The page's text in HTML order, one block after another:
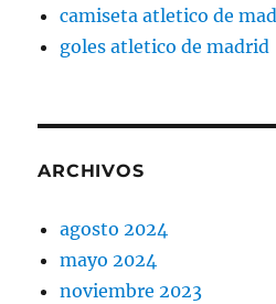
camiseta atletico de
goles atletico de madrid
ARCHIVOS
agosto 2024
mayo 2024
noviembre 2023